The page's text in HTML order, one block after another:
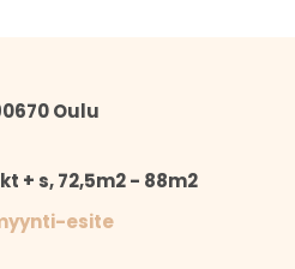
Oulu
+ s, 72,5m2 - 88m2
esite